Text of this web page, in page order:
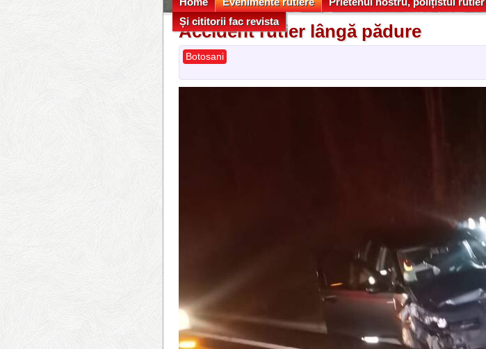
Evenimente rutiere Prietenul nostru, polițistul rutier
Și cititorii fac revista
Și cititorii fac revista
Accident rutier lângă pădure
Botosani